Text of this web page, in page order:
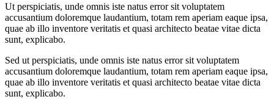
Ut perspiciatis, unde omnis iste natus error sit voluptatem
accusantium doloremque laudantium, totam rem aperiam eaque ipsa,
quae ab illo inventore veritatis et quasi architecto beatae vitae dicta
sunt, explicabo.
Sed ut perspiciatis, unde omnis iste natus error sit voluptatem
accusantium doloremque laudantium, totam rem aperiam eaque ipsa,
quae ab illo inventore veritatis et quasi architecto beatae vitae dicta
sunt, explicabo.